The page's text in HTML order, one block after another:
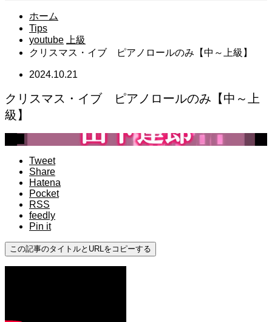
ホーム
Tips
youtube
上級
クリスマス・イブ ピアノロールのみ【中～上級】
2024.10.21
クリスマス・イブ ピアノロールのみ【中～上
級】
Tweet
Share
Hatena
Pocket
RSS
feedly
Pin it
この記事のタイトルとURLをコピーする